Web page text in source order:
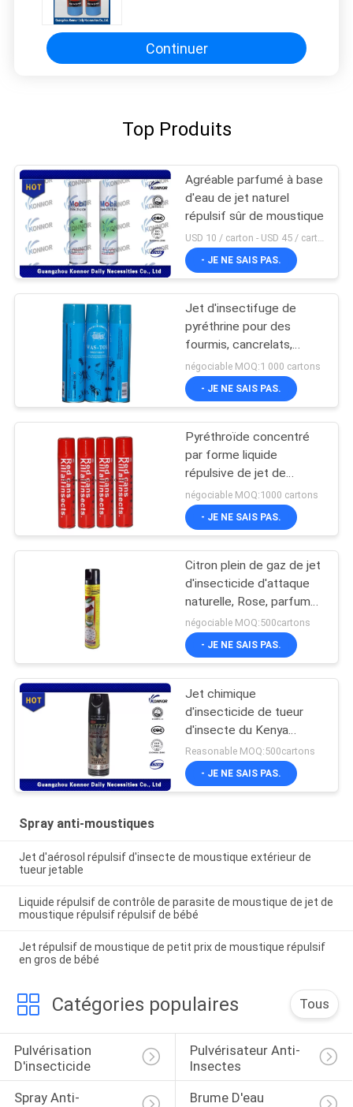
Continuer
Top Produits
Agréable parfumé à base
d'eau de jet naturel
répulsif sûr de moustique
USD 10 / carton - USD 45 / carton MOQ:1000 cartons
- JE NE SAIS PAS.
Jet d'insectifuge de
pyréthrine pour des
fourmis, cancrelats,
scarabées
négociable MOQ:1 000 cartons
- JE NE SAIS PAS.
Pyréthroïde concentré
par forme liquide
répulsive de jet de
moustique basé par huile
négociable MOQ:1000 cartons
- JE NE SAIS PAS.
Citron plein de gaz de jet
d'insecticide d'attaque
naturelle, Rose, parfum
de vanille
négociable MOQ:500cartons
- JE NE SAIS PAS.
Jet chimique
d'insecticide de tueur
d'insecte du Kenya
HITZZ pour des
moucherons/fourmis
Reasonable MOQ:500cartons
- JE NE SAIS PAS.
Spray anti-moustiques
Jet d'aérosol répulsif d'insecte de moustique extérieur de
tueur jetable
Liquide répulsif de contrôle de parasite de moustique de jet de
moustique répulsif répulsif de bébé
Jet répulsif de moustique de petit prix de moustique répulsif
en gros de bébé
Catégories populaires Tous
Pulvérisation
D'insecticide
Pulvérisateur Anti-
Insectes
Spray Anti-
Brume D'eau